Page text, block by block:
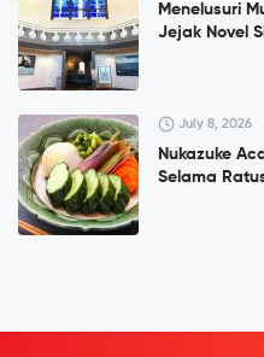
Menelusuri
Jejak Novel
July 8, 2026
Nukazuke
Selama